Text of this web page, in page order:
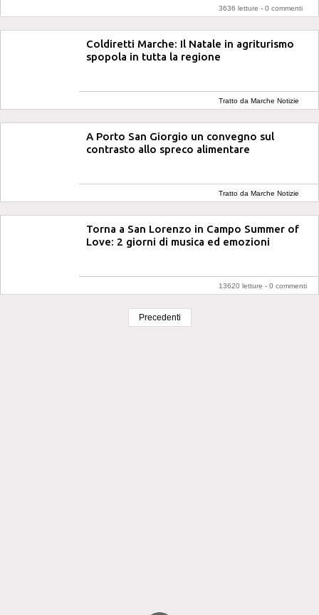
3636 letture - 0 commenti
Coldiretti Marche: Il Natale in agriturismo
spopola in tutta la regione
Tratto da Marche Notizie
A Porto San Giorgio un convegno sul
contrasto allo spreco alimentare
Tratto da Marche Notizie
Torna a San Lorenzo in Campo Summer of
Love: 2 giorni di musica ed emozioni
13620 letture - 0 commenti
Precedenti